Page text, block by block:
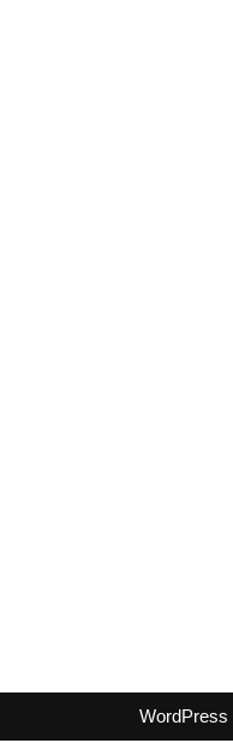
WordPress